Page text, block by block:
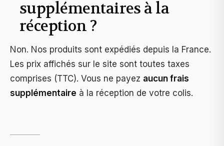
supplémentaires à la
réception ?
Non. Nos produits sont expédiés depuis la France.
Les prix affichés sur le site sont toutes taxes
comprises (TTC). Vous ne payez aucun frais
supplémentaire à la réception de votre colis.